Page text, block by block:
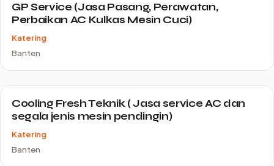
GP Service (Jasa Pasang, Perawatan,
Perbaikan AC Kulkas Mesin Cuci)
Katering
Banten
Cooling Fresh Teknik ( Jasa service AC dan
segala jenis mesin pendingin)
Katering
Banten